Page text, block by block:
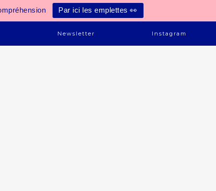
Par ici les emplettes 👀
Newsletter Instagram